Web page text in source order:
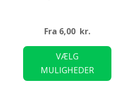
Fra 6,00 kr.
VÆLG
MULIGHEDER